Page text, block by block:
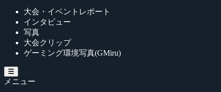
大会・イベントレポート
インタビュー
写真
大会クリップ
ゲーミング環境写真(GMiru)
メニュー